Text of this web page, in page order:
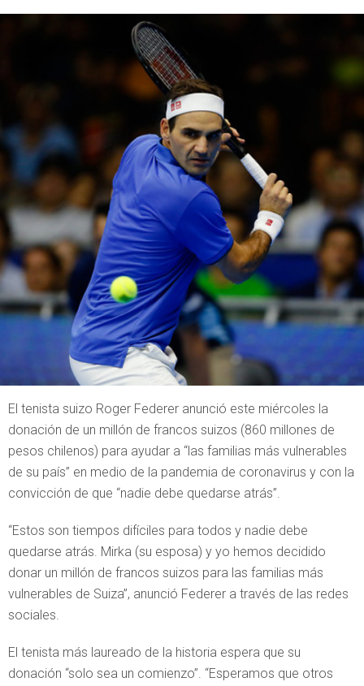
El tenista suizo Roger Federer anunció este miércoles la
donación de un millón de francos suizos (860 millones de
pesos chilenos) para ayudar a “las familias más vulnerables
de su país” en medio de la pandemia de coronavirus y con la
convicción de que “nadie debe quedarse atrás”.
“Estos son tiempos difíciles para todos y nadie debe
quedarse atrás. Mirka (su esposa) y yo hemos decidido
donar un millón de francos suizos para las familias más
vulnerables de Suiza”, anunció Federer a través de las redes
sociales.
El tenista más laureado de la historia espera que su
donación “solo sea un comienzo”. “Esperamos que otros